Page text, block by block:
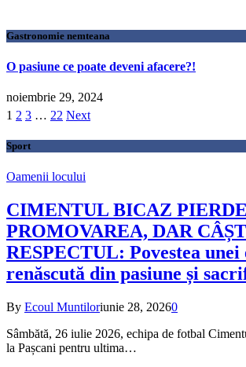
Gastronomie nemteana
O pasiune ce poate deveni afacere?!
noiembrie 29, 2024
1 2 3 … 22 Next
Sport
Oamenii locului
CIMENTUL BICAZ PIERDE
PROMOVAREA, DAR
RESPECTUL: Povestea unei
renăscută din pasiune și
By Ecoul Muntiloriunie 28, 20260
Sâmbătă, 26 iulie 2026, echipa de fotbal
la Pașcani pentru ultima…